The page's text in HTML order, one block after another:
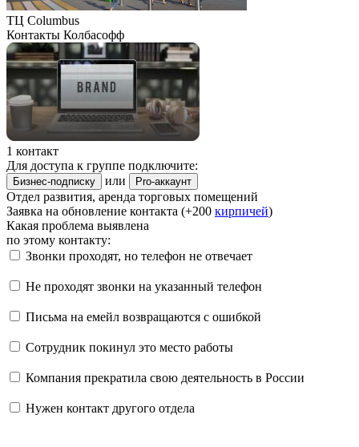
ТЦ Columbus
Контакты Колбасофф
1 контакт
Для доступа к группе подключите:
Бизнес-подписку или Pro-аккаунт
Отдел развития, аренда торговых помещений
Заявка на обновление контакта (+200 кирпичей)
Какая проблема выявлена
по этому контакту:
Звонки проходят, но телефон не отвечает
Не проходят звонки на указанный телефон
Письма на емейл возвращаются с ошибкой
Сотрудник покинул это место работы
Компания прекратила свою деятельность в России
Нужен контакт другого отдела